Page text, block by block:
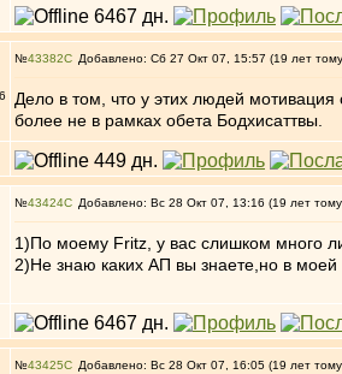
№43382 Добавлено: Сб 27 Окт 07, 15:57 (19 лет
Дело в том, что у этих людей
более не в рамках обета Бодхисаттвы.
№43424 Добавлено: Вс 28 Окт 07, 13:16 (19 лет
1)По моему Fritz, у вас слишком много
2)Не знаю каких АП вы знаете,но в
№43425 Добавлено: Вс 28 Окт 07, 16:05 (19 лет